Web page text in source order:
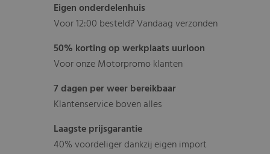
Eigen onderdelenhuis
Voor 12:00 besteld? Vandaag verzonden
50% korting op werkplaats uurloon
Voor onze Motorpromo klanten
7 dagen per weer bereikbaar
Klantenservice boven alles
Laagste prijsgarantie
40% voordeliger dankzij eigen import